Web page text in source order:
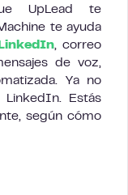
UpLead te
te ayuda
LinkedIn, correo
de voz,
Ya no
Estás
según cómo